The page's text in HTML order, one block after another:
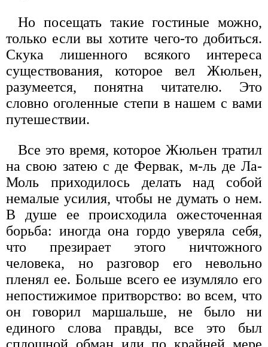
Но посещать такие гостиные можно,
только если вы хотите чего-то добиться.
Скука лишенного всякого интереса
существования, которое вел Жюльен,
разумеется, понятна читателю. Это
словно оголенные степи в нашем с вами
путешествии.
Все это время, которое Жюльен тратил
на свою затею с де Фервак, м-ль де Ла-
Моль приходилось делать над собой
немалые усилия, чтобы не думать о нем.
В душе ее происходила ожесточенная
борьба: иногда она гордо уверяла себя,
что презирает этого ничтожного
человека, но разговор его невольно
пленял ее. Больше всего ее изумляло его
непостижимое притворство: во всем, что
он говорил маршальше, не было ни
единого слова правды, все это был
сплошной обман или по крайней мере